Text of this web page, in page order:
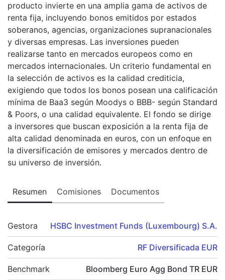
producto invierte en una amplia gama de activos de
renta fija, incluyendo bonos emitidos por estados
soberanos, agencias, organizaciones supranacionales
y diversas empresas. Las inversiones pueden
realizarse tanto en mercados europeos como en
mercados internacionales. Un criterio fundamental en
la selección de activos es la calidad crediticia,
exigiendo que todos los bonos posean una calificación
mínima de Baa3 según Moodys o BBB- según Standard
& Poors, o una calidad equivalente. El fondo se dirige
a inversores que buscan exposición a la renta fija de
alta calidad denominada en euros, con un enfoque en
la diversificación de emisores y mercados dentro de
su universo de inversión.
Resumen Comisiones Documentos
Gestora HSBC Investment Funds (Luxembourg) S.A.
Categoría RF Diversificada EUR
Benchmark Bloomberg Euro Agg Bond TR EUR